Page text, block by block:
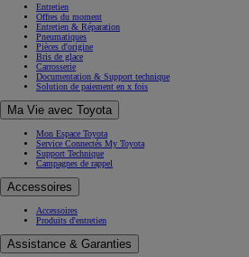
Entretien
Offres du moment
Entretien & Réparation
Pneumatiques
Pièces d'origine
Bris de glace
Carrosserie
Documentation & Support technique
Solution de paiement en x fois
Ma Vie avec Toyota
Mon Espace Toyota
Service Connectés My Toyota
Support Technique
Campagnes de rappel
Accessoires
Accessoires
Produits d'entretien
Assistance & Garanties